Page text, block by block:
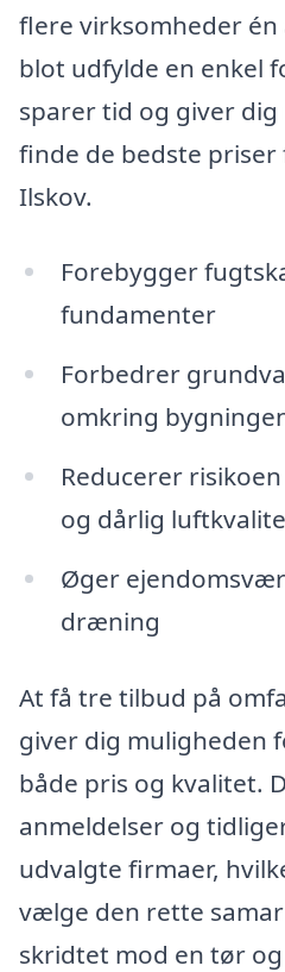
flere virksomheder én
blot udfylde en enkel
sparer tid og giver
finde de bedste
Ilskov.
Forebygger
fundamenter
Forbedrer
omkring
Reducerer
og dårlig
Øger
dræning
At få tre tilbud på
giver dig muligheden
både pris og kvalitet.
anmeldelser og
udvalgte firmaer,
vælge den rette
skridtet mod en tør